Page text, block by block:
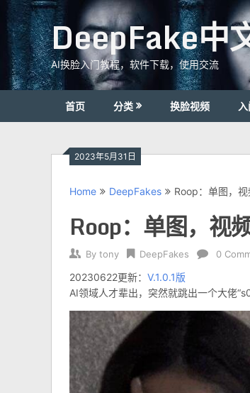
Skip
to
content
DeepFake中
AI换脸入门教程，软件下载，使用交流
首页 分类 换脸视频
2023年5月31日
Home DeepFakes Roop：单图，
Roop：单图，视
By tony DeepFakes 0
20230622更新： V.1.0.1版
AI领域人才辈出，突然就跳出一个大佬